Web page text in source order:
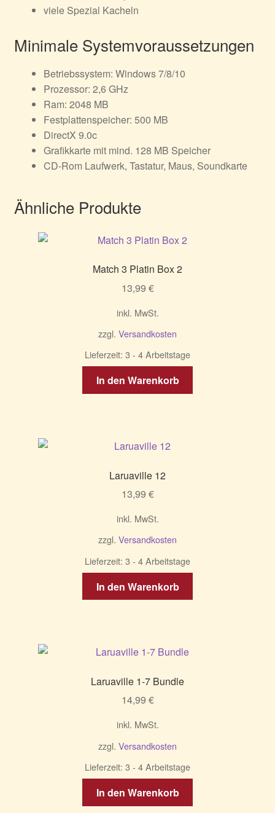
viele Spezial Kacheln
Minimale Systemvoraussetzungen
Betriebssystem: Windows 7/8/10
Prozessor: 2,6 GHz
Ram: 2048 MB
Festplattenspeicher: 500 MB
DirectX 9.0c
Grafikkarte mit mind. 128 MB Speicher
CD-Rom Laufwerk, Tastatur, Maus, Soundkarte
Ähnliche Produkte
Match 3 Platin Box 2
13,99 €
inkl. MwSt.
zzgl. Versandkosten
Lieferzeit: 3 - 4 Arbeitstage
In den Warenkorb
Laruaville 12
13,99 €
inkl. MwSt.
zzgl. Versandkosten
Lieferzeit: 3 - 4 Arbeitstage
In den Warenkorb
Laruaville 1-7 Bundle
14,99 €
inkl. MwSt.
zzgl. Versandkosten
Lieferzeit: 3 - 4 Arbeitstage
In den Warenkorb